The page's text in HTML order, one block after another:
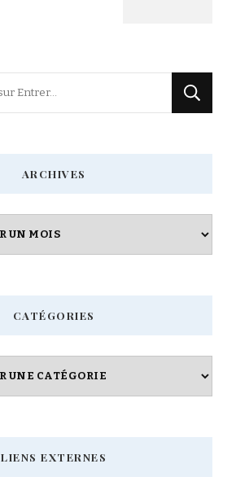
ARCHIVES
CATÉGORIES
LIENS EXTERNES